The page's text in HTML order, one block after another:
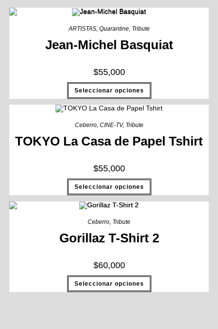
ARTISTAS, Quarantine, Tribute
Jean-Michel Basquiat
$55,000
Seleccionar opciones
Ceberro, CINE-TV, Tribute
TOKYO La Casa de Papel Tshirt
$55,000
Seleccionar opciones
Ceberro, Tribute
Gorillaz T-Shirt 2
$60,000
Seleccionar opciones